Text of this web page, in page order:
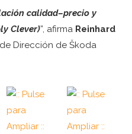
calidad–precio y
Clever)”, afirma Reinhard
Dirección de Škoda